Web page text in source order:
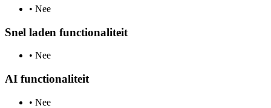
• Nee
Snel laden functionaliteit
• Nee
AI functionaliteit
• Nee